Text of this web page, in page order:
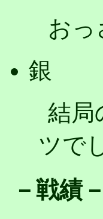
おっ
銀
結局
ツで
－戦績－